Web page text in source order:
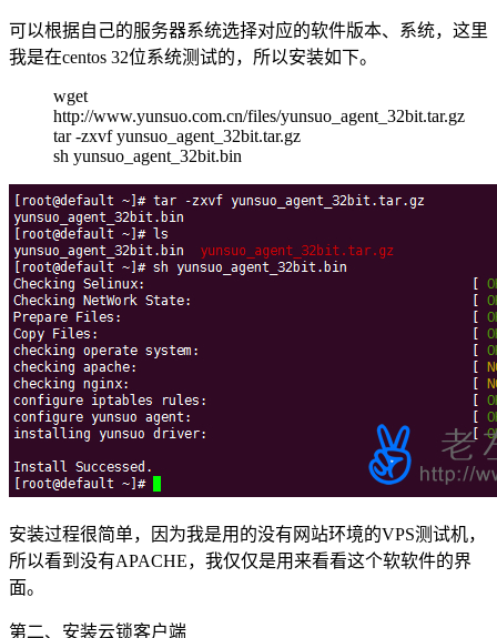
可以根据自己的服务器系统选择对应的软件版本、系统，这里
我是在centos 32位系统测试的，所以安装如下。
wget
http://www.yunsuo.com.cn/files/yunsuo_agent_32bit.tar.gz
tar -zxvf yunsuo_agent_32bit.tar.gz
sh yunsuo_agent_32bit.bin
安装过程很简单，因为我是用的没有网站环境的VPS测试机，
所以看到没有APACHE，我仅仅是用来看看这个软软件的界
面。
第二、安装云锁客户端